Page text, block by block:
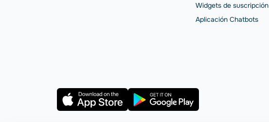
Widgets de suscripción
Aplicación Chatbots